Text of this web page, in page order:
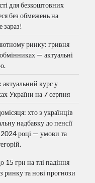
для безкоштовних
без обмежень на
зараз!
ринку: гривня
— актуальні
курс у
України на 7 серпня
хто з українців
надбавку до пенсії
2024 році — умови та
15 грн на тлі падіння
ринку та нові прогнози